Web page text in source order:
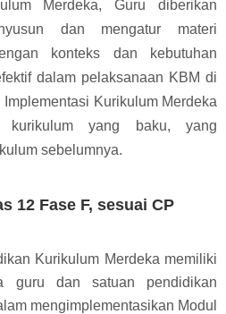
Merdeka, Guru diberikan
dan mengatur materi
konteks dan kebutuhan
dalam pelaksanaan KBM di
Kurikulum Merdeka
kurikulum yang baku, yang
sebelumnya.
12 Fase F, sesuai CP
Kurikulum Merdeka memiliki
guru dan satuan pendidikan
mengimplementasikan Modul